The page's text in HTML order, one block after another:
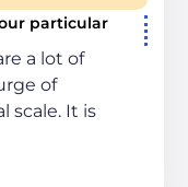
particular
a lot of
of
scale. It is